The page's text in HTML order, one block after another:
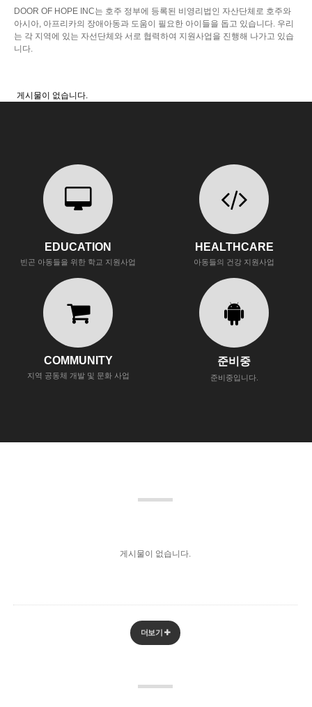
DOOR OF HOPE INC는 호주 정부에 등록된 비영리법인 자산단체로 호주와
아시아, 아프리카의 장애아동과 도움이 필요한 아이들을 돕고 있습니다. 우리
는 각 지역에 있는 자선단체와 서로 협력하여 지원사업을 진행해 나가고 있습
니다.
게시물이 없습니다.
EDUCATION
빈곤 아동들을 위한 학교 지원사업
HEALTHCARE
아동들의 건강 지원사업
COMMUNITY
지역 공동체 개발 및 문화 사업
준비중
준비중입니다.
게시물이 없습니다.
더보기